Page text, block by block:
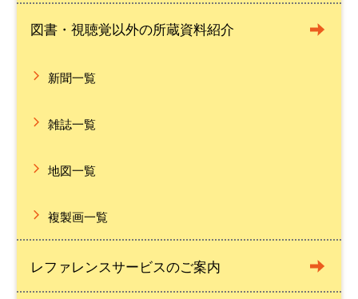
図書・視聴覚以外の所蔵資料紹介
新聞一覧
雑誌一覧
地図一覧
複製画一覧
レファレンスサービスのご案内